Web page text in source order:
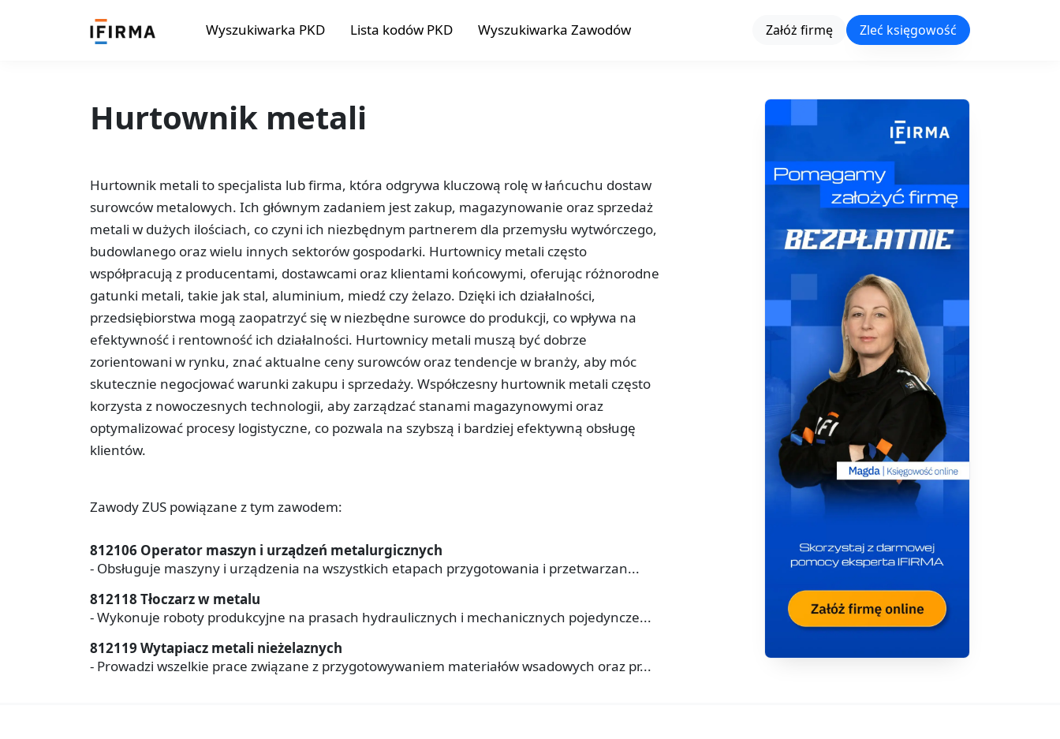
Wyszukiwarka PKD Lista kodów PKD Wyszukiwarka Zawodów Załóż firmę Zleć księgowość
Hurtownik metali
Hurtownik metali to specjalista lub firma, która odgrywa kluczową rolę w łańcuchu dostaw
surowców metalowych. Ich głównym zadaniem jest zakup, magazynowanie oraz sprzedaż
metali w dużych ilościach, co czyni ich niezbędnym partnerem dla przemysłu wytwórczego,
budowlanego oraz wielu innych sektorów gospodarki. Hurtownicy metali często
współpracują z producentami, dostawcami oraz klientami końcowymi, oferując różnorodne
gatunki metali, takie jak stal, aluminium, miedź czy żelazo. Dzięki ich działalności,
przedsiębiorstwa mogą zaopatrzyć się w niezbędne surowce do produkcji, co wpływa na
efektywność i rentowność ich działalności. Hurtownicy metali muszą być dobrze
zorientowani w rynku, znać aktualne ceny surowców oraz tendencje w branży, aby móc
skutecznie negocjować warunki zakupu i sprzedaży. Współczesny hurtownik metali często
korzysta z nowoczesnych technologii, aby zarządzać stanami magazynowymi oraz
optymalizować procesy logistyczne, co pozwala na szybszą i bardziej efektywną obsługę
klientów.
Zawody ZUS powiązane z tym zawodem:
812106 Operator maszyn i urządzeń metalurgicznych
- Obsługuje maszyny i urządzenia na wszystkich etapach przygotowania i przetwarzan...
812118 Tłoczarz w metalu
- Wykonuje roboty produkcyjne na prasach hydraulicznych i mechanicznych pojedyncze...
812119 Wytapiacz metali nieżelaznych
- Prowadzi wszelkie prace związane z przygotowywaniem materiałów wsadowych oraz pr...